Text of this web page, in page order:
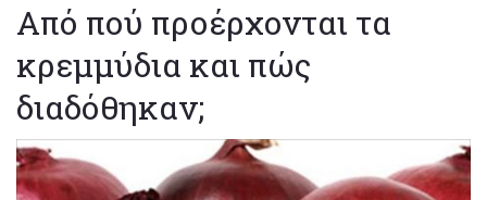
Από πού προέρχονται τα
κρεμμύδια και πώς
διαδόθηκαν;